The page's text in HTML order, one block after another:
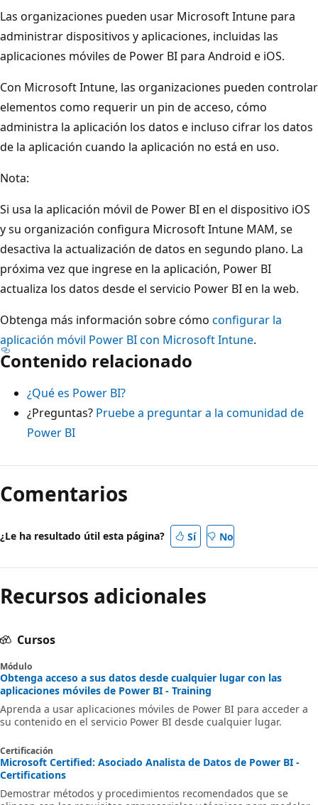
Las organizaciones pueden usar Microsoft Intune para
administrar dispositivos y aplicaciones, incluidas las
aplicaciones móviles de Power BI para Android e iOS.
Con Microsoft Intune, las organizaciones pueden controlar
elementos como requerir un pin de acceso, cómo
administra la aplicación los datos e incluso cifrar los datos
de la aplicación cuando la aplicación no está en uso.
Nota:
Si usa la aplicación móvil de Power BI en el dispositivo iOS
y su organización configura Microsoft Intune MAM, se
desactiva la actualización de datos en segundo plano. La
próxima vez que ingrese en la aplicación, Power BI
actualiza los datos desde el servicio Power BI en la web.
Obtenga más información sobre cómo configurar la
aplicación móvil Power BI con Microsoft Intune.
Contenido relacionado
¿Qué es Power BI?
¿Preguntas? Pruebe a preguntar a la comunidad de
Power BI
Comentarios
¿Le ha resultado útil esta página? Sí No
Recursos adicionales
Cursos
Módulo
Obtenga acceso a sus datos desde cualquier lugar con las
aplicaciones móviles de Power BI - Training
Aprenda a usar aplicaciones móviles de Power BI para acceder a
su contenido en el servicio Power BI desde cualquier lugar.
Certificación
Microsoft Certified: Asociado Analista de Datos de Power BI -
Certifications
Demostrar métodos y procedimientos recomendados que se